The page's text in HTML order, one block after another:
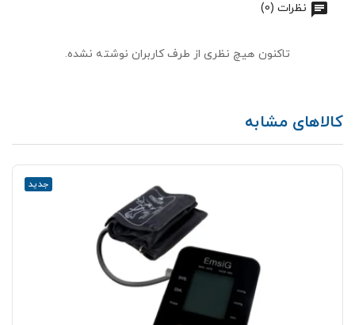
نظرات (0)
تاکنون هیچ نظری از طرف کاربران نوشته نشده.
کالاهای مشابه
جدید